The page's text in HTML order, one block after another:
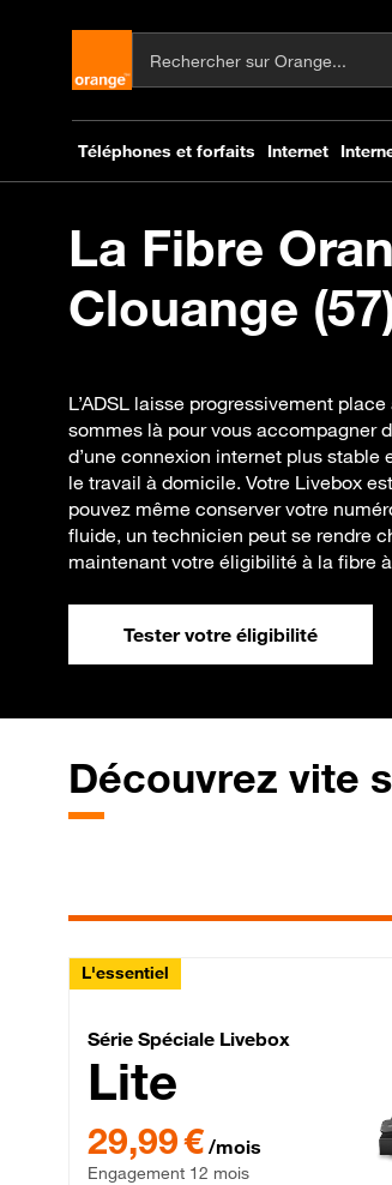
La Fibre
Clouange
L’ADSL laisse progressivement
sommes là pour vous accompagner
d’une connexion internet plus
le travail à domicile. Votre Livebox
pouvez même conserver votre
fluide, un technicien peut se rendre
maintenant votre éligibilité à la fibre
Tester votre éligibilité
Découvrez vite
L'essentiel
Série Spéciale
Série Spéciale Livebox
Lite
29,99 € par mois , Engagement 12 mois
29,99 € /mois
Engagement 12 mois